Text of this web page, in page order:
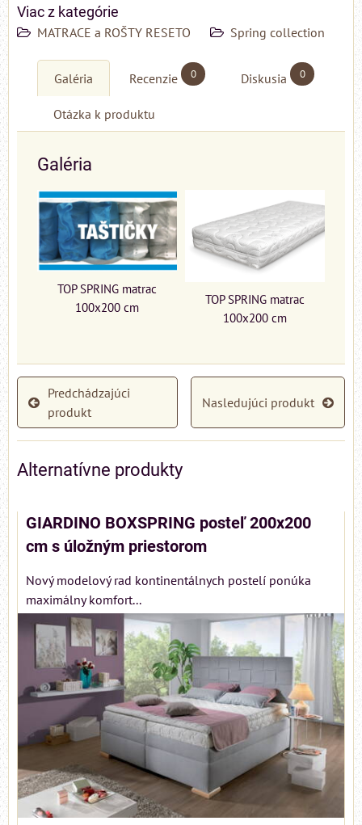
Viac z kategórie
MATRACE a ROŠTY RESETO Spring collection
Galéria Recenzie 0 Diskusia 0
Otázka k produktu
Galéria
TOP SPRING matrac
100x200 cm
TOP SPRING matrac
100x200 cm
Predchádzajúci
produkt
Nasledujúci produkt
Alternatívne produkty
GIARDINO BOXSPRING posteľ 200x200
cm s úložným priestorom
Nový modelový rad kontinentálnych postelí ponúka
maximálny komfort...